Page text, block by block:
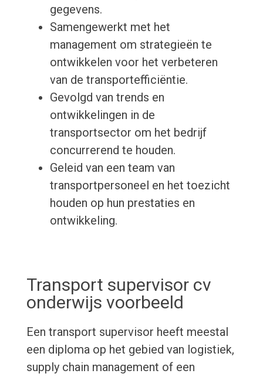
gegevens.
Samengewerkt met het
management om strategieën te
ontwikkelen voor het verbeteren
van de transportefficiëntie.
Gevolgd van trends en
ontwikkelingen in de
transportsector om het bedrijf
concurrerend te houden.
Geleid van een team van
transportpersoneel en het toezicht
houden op hun prestaties en
ontwikkeling.
Transport supervisor cv
onderwijs voorbeeld
Een transport supervisor heeft meestal
een diploma op het gebied van logistiek,
supply chain management of een